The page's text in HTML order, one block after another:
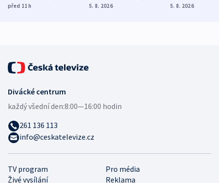
různých zemí
před 11h
dohodu o
5. 8. 2026
Bojovali na
5. 8. 2026
TV program
Pro média
Živé vysílání
Reklama
Divácké centrum
každý všední den:8:00—16:00 hodin
261 136 113
info@ceskatelevize.cz